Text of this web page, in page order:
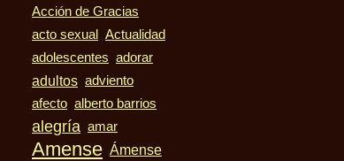
hospicioiglesisaslibertad
Acción de Gracias
acto sexual
Actualidad
adolescentes adorar
adultos adviento
afecto alberto barrios
alegría amar
Amense Ámense